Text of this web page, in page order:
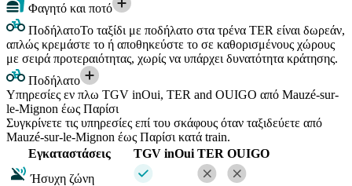
Φαγητό και ποτό
ΠοδήλατοΤο ταξίδι με ποδήλατο στα τρένα TER είναι δωρεάν,
απλώς κρεμάστε το ή αποθηκεύστε το σε καθορισμένους χώρους
με σειρά προτεραιότητας, χωρίς να υπάρχει δυνατότητα κράτησης.
Ποδήλατο
Υπηρεσίες εν πλω TGV inOui, TER and OUIGO από Mauzé-sur-
le-Mignon έως Παρίσι
Συγκρίνετε τις υπηρεσίες επί του σκάφους όταν ταξιδεύετε από
Mauzé-sur-le-Mignon έως Παρίσι κατά train.
Εγκαταστάσεις
TGV inOui TER OUIGO
Ήσυχη ζώνη